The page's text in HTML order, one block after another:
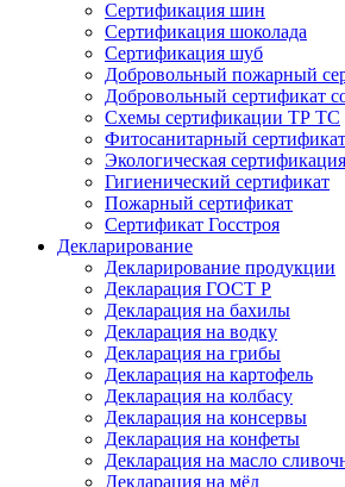
Сертификация шин
Сертификация шоколада
Сертификация шуб
Добровольный пожарный
Добровольный сертификат
Схемы сертификации ТР ТС
Фитосанитарный сертификат
Экологическая сертификация
Гигиенический сертификат
Пожарный сертификат
Сертификат Госстроя
Декларирование
Декларирование продукции
Декларация ГОСТ Р
Декларация на бахилы
Декларация на водку
Декларация на грибы
Декларация на картофель
Декларация на колбасу
Декларация на консервы
Декларация на конфеты
Декларация на масло
Декларация на мёд